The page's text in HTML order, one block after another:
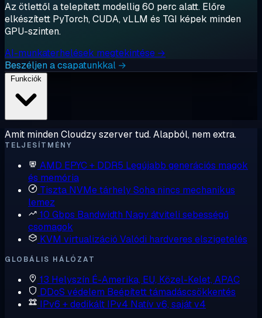
Az ötlettől a telepített modellig 60 perc alatt. Előre
elkészített PyTorch, CUDA, vLLM és TGI képek minden
GPU-szinten.
AI-munkaterhelések megtekintése →
Beszéljen a csapatunkkal →
Amit minden Cloudzy szerver tud. Alapból, nem extra.
TELJESÍTMÉNY
AMD EPYC + DDR5 Legújabb generációs magok
és memória
Tiszta NVMe tárhelySoha nincs mechanikus
lemez
10 Gbps Bandwidth Nagy átviteli sebességű
csomagok
KVM virtualizáció Valódi hardveres elszigetelés
GLOBÁLIS HÁLÓZAT
13 Helyszín É-Amerika, EU, Közel-Kelet, APAC
DDoS védelem Beépített támadáscsökkentés
IPv6 + dedikált IPv4 Natív v6, saját v4